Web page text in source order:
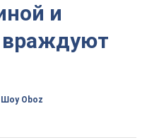
и
враждуют
Шоу Oboz